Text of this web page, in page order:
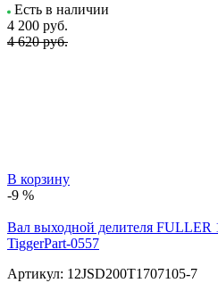
Есть в наличии
4 200 руб.
4 620 руб.
В корзину
-9 %
Вал выходной делителя FULLER
TiggerPart-0557
Артикул: 12JSD200T1707105-7